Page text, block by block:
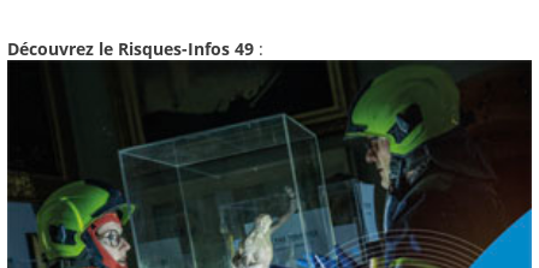
Découvrez le Risques-Infos 49 :